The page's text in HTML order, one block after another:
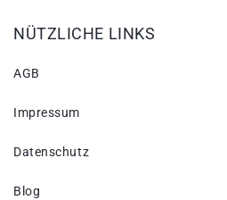
NÜTZLICHE LINKS
AGB
Impressum
Datenschutz
Blog